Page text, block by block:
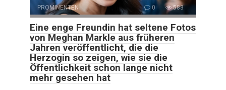
PROMINENTEN 0 583
Eine enge Freundin hat seltene Fotos
von Meghan Markle aus früheren
Jahren veröffentlicht, die die
Herzogin so zeigen, wie sie die
Öffentlichkeit schon lange nicht
mehr gesehen hat